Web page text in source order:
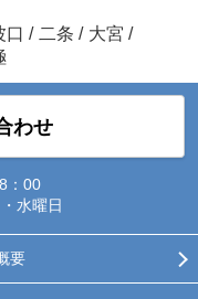
口 / 二条 / 大宮 /
わせ
：00
水曜日
要